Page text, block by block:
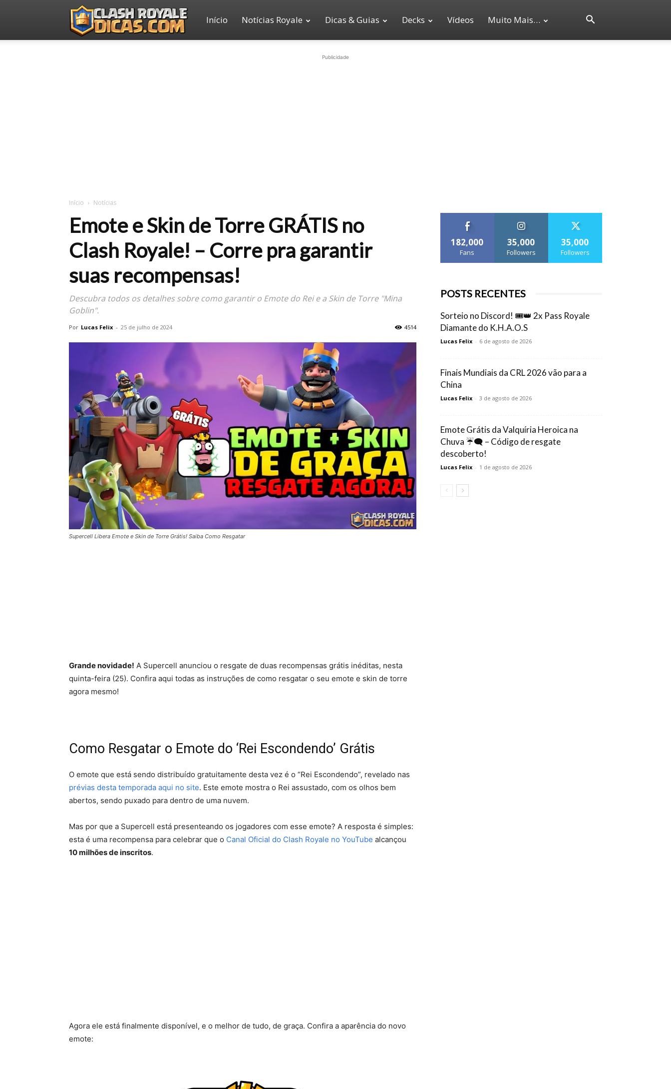
Clash
Início Notícias Royale Dicas & Guias Decks Vídeos Muito Mais…
Publicidade
Início Notícias
Emote e Skin de Torre GRÁTIS no
Clash Royale! – Corre pra garantir
suas recompensas!
Descubra todos os detalhes sobre como garantir o Emote do Rei e a Skin de Torre "Mina
Goblin".
Por Lucas Felix - 25 de julho de 2024 4514
Supercell Libera Emote e Skin de Torre Grátis! Saiba Como Resgatar
Grande novidade! A Supercell anunciou o resgate de duas recompensas grátis inéditas, nesta
quinta-feira (25). Confira aqui todas as instruções de como resgatar o seu emote e skin de torre
agora mesmo!
Como Resgatar o Emote do ‘Rei Escondendo’ Grátis
O emote que está sendo distribuído gratuitamente desta vez é o “Rei Escondendo”, revelado nas
prévias desta temporada aqui no site. Este emote mostra o Rei assustado, com os olhos bem
abertos, sendo puxado para dentro de uma nuvem.
Mas por que a Supercell está presenteando os jogadores com esse emote? A resposta é simples:
esta é uma recompensa para celebrar que o Canal Oficial do Clash Royale no YouTube alcançou
10 milhões de inscritos.
Agora ele está finalmente disponível, e o melhor de tudo, de graça. Confira a aparência do novo
emote:
182,000
Fans
35,000
Followers
35,000
Followers
POSTS RECENTES
Sorteio no Discord! 🎟️👑 2x Pass Royale
Diamante do K.H.A.O.S
Lucas Felix - 6 de agosto de 2026
Finais Mundiais da CRL 2026 vão para a
China
Lucas Felix - 3 de agosto de 2026
Emote Grátis da Valquíria Heroica na
Chuva ☔🗨️ – Código de resgate
descoberto!
Lucas Felix - 1 de agosto de 2026